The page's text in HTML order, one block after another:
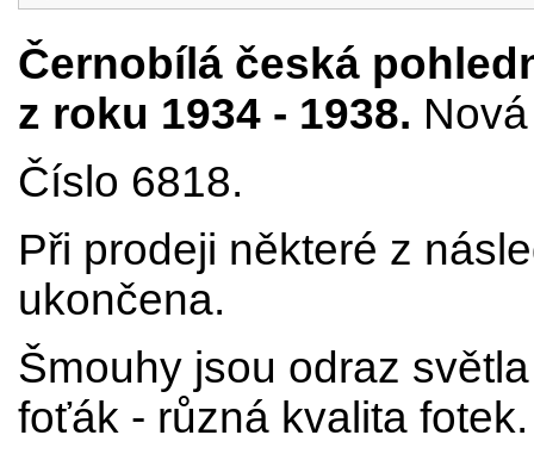
Černobílá česká
z roku 1934 - 1938.
Číslo 6818.
Při prodeji některé z
ukončena.
Šmouhy jsou odraz
foťák - různá kvalita fotek.